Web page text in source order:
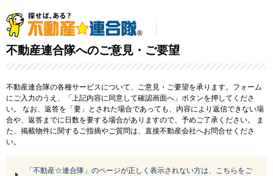
不動産連合隊へのご意見・ご要望
不動産連合隊の各種サービスについて、ご意見・ご要望を承ります。フォーム
にご入力のうえ、「上記内容に同意して確認画面へ」ボタンを押してくださ
い。
なお、返答を「要」とされた場合であっても、内容により返信できない場
合や、返答までに日数を要する場合がありますので、予めご了承ください。
ま
た、掲載物件に関するご指摘やご質問は、直接不動産会社へお問合せくださ
い。
「不動産☆連合隊」のページが正しく表示されない方は、こちらをご